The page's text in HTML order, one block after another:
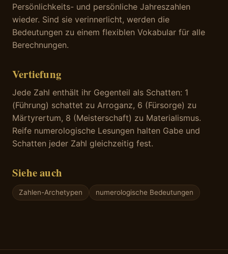
Persönlichkeits- und persönliche Jahreszahlen
wieder. Sind sie verinnerlicht, werden die
Bedeutungen zu einem flexiblen Vokabular für alle
Berechnungen.
Vertiefung
Jede Zahl enthält ihr Gegenteil als Schatten: 1
(Führung) schattet zu Arroganz, 6 (Fürsorge) zu
Märtyrertum, 8 (Meisterschaft) zu Materialismus.
Reife numerologische Lesungen halten Gabe und
Schatten jeder Zahl gleichzeitig fest.
Siehe auch
Zahlen-Archetypen numerologische Bedeutungen